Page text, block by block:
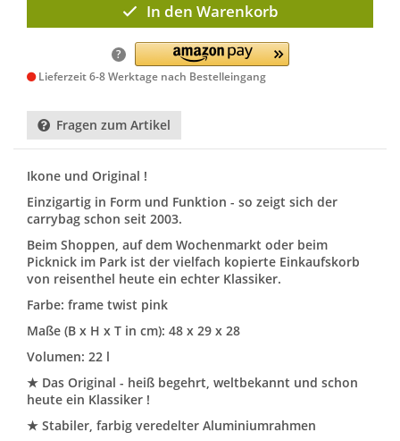
In den Warenkorb
?
Lieferzeit 6-8 Werktage nach Bestelleingang
Fragen zum Artikel
Ikone und Original !
Einzigartig in Form und Funktion - so zeigt sich der
carrybag schon seit 2003.
Beim Shoppen, auf dem Wochenmarkt oder beim
Picknick im Park ist der vielfach kopierte Einkaufskorb
von reisenthel heute ein echter Klassiker.
Farbe: frame twist pink
Maße (B x H x T in cm): 48 x 29 x 28
Volumen: 22 l
★ Das Original - heiß begehrt, weltbekannt und schon
heute ein Klassiker !
★ Stabiler, farbig veredelter Aluminiumrahmen